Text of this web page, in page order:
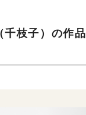
枝子）の作品